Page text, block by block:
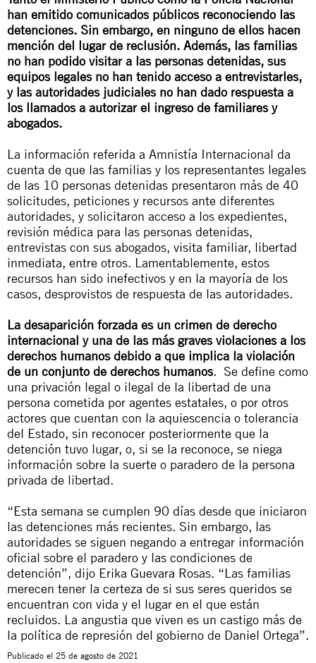
han emitido comunicados públicos reconociendo las
detenciones. Sin embargo, en ninguno de ellos hacen
mención del lugar de reclusión. Además, las familias
no han podido visitar a las personas detenidas, sus
equipos legales no han tenido acceso a entrevistarles,
y las autoridades judiciales no han dado respuesta a
los llamados a autorizar el ingreso de familiares y
abogados.
La información referida a Amnistía Internacional da
cuenta de que las familias y los representantes legales
de las 10 personas detenidas presentaron más de 40
solicitudes, peticiones y recursos ante diferentes
autoridades, y solicitaron acceso a los expedientes,
revisión médica para las personas detenidas,
entrevistas con sus abogados, visita familiar, libertad
inmediata, entre otros. Lamentablemente, estos
recursos han sido inefectivos y en la mayoría de los
casos, desprovistos de respuesta de las autoridades.
La desaparición forzada es un crimen de derecho
internacional y una de las más graves violaciones a los
derechos humanos debido a que implica la violación
de un conjunto de derechos humanos. Se define como
una privación legal o ilegal de la libertad de una
persona cometida por agentes estatales, o por otros
actores que cuentan con la aquiescencia o tolerancia
del Estado, sin reconocer posteriormente que la
detención tuvo lugar, o, si se la reconoce, se niega
información sobre la suerte o paradero de la persona
privada de libertad.
“Esta semana se cumplen 90 días desde que iniciaron
las detenciones más recientes. Sin embargo, las
autoridades se siguen negando a entregar información
oficial sobre el paradero y las condiciones de
detención”, dijo Erika Guevara Rosas. “Las familias
merecen tener la certeza de si sus seres queridos se
encuentran con vida y el lugar en el que están
recluidos. La angustia que viven es un castigo más de
la política de represión del gobierno de Daniel Ortega”.
Publicado el 25 de agosto de 2021